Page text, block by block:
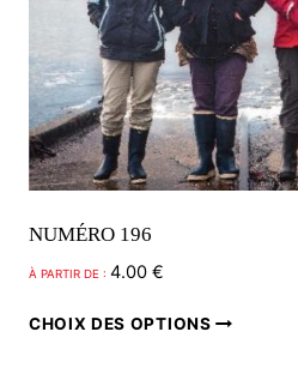
NUMÉRO 196
À PARTIR DE : 4.00 €
CHOIX DES OPTIONS